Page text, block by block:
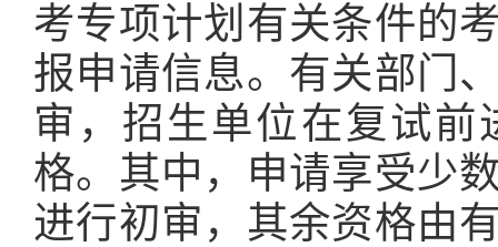
考专项计划有关条件的
报申请信息。有关部门
审，招生单位在复试
格。其中，申请享受少
进行初审，其余资格由